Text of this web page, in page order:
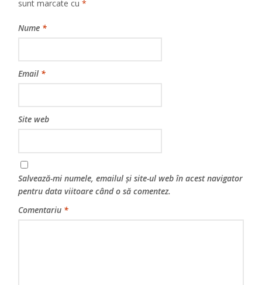
sunt marcate cu*
Nume *
Email *
Site web
Salvează-mi numele, emailul și site-ul web în acest navigator
pentru data viitoare când o să comentez.
Comentariu *